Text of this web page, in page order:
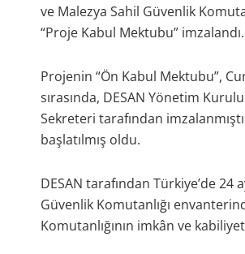
ve Malezya Sahil Güvenlik
“Proje Kabul Mektubu” imzalandı.
Projenin “Ön Kabul Mektubu”,
sırasında, DESAN Yönetim
Sekreteri tarafından
başlatılmış oldu.
DESAN tarafından Türkiye’de
Güvenlik Komutanlığı
Komutanlığının imkân ve